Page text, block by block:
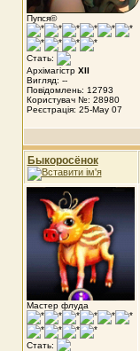
Пупся©
Стать:
Архімагістр XII
Вигляд: --
Повідомлень: 12793
Користувач №: 28980
Реєстрація: 25-May 07
Быкоросёнок
Мастер флуда
Стать: